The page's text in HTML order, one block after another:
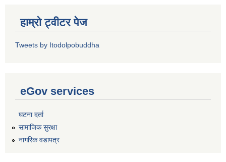
हाम्रो ट्वीटर पेज
Tweets by Itodolpobuddha
eGov services
घटना दर्ता
सामाजिक सुरक्षा
नागरिक वडापत्र